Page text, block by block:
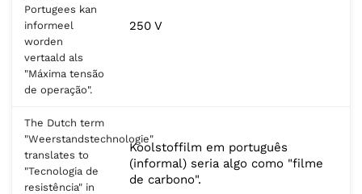
Portugees kan
informeel
worden
vertaald als
"Máxima tensão
de operação".
250 V
The Dutch term
"Weerstandstechnologie"
translates to
"Tecnologia de
resistência" in
Koolstoffilm em português
(informal) seria algo como "filme
de carbono".